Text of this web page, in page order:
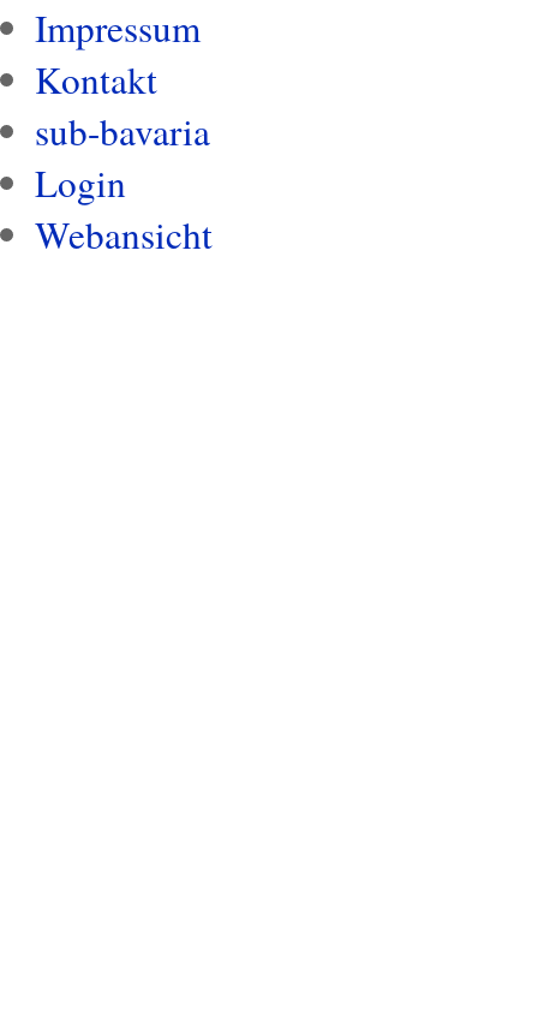
Impressum
Kontakt
sub-bavaria
Login
Webansicht